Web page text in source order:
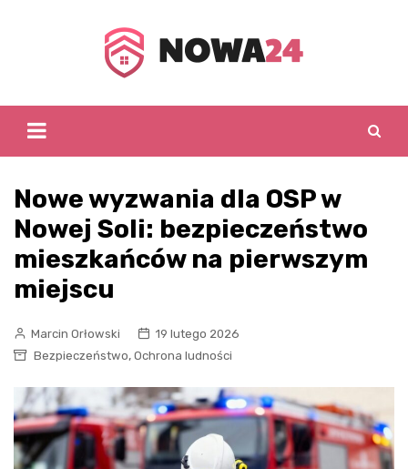
Nowe wyzwania dla OSP w
Nowej Soli: bezpieczeństwo
mieszkańców na pierwszym
miejscu
Marcin Orłowski
19 lutego 2026
Bezpieczeństwo, Ochrona ludności